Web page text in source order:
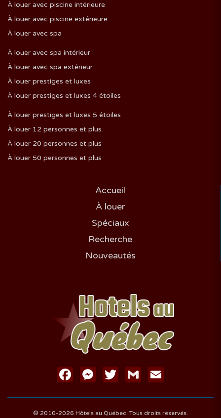
À louer avec piscine intérieure
À louer avec piscine extérieure
À louer avec spa
À louer avec spa intérieur
À louer avec spa extérieur
À louer prestiges et luxes
À louer prestiges et luxes 4 étoiles
À louer prestiges et luxes 5 étoiles
À louer 12 personnes et plus
À louer 20 personnes et plus
À louer 50 personnes et plus
Accueil
À louer
Spéciaux
Recherche
Nouveautés
FacebookMessenger
Twitter Gmail
© 2010-2026 Hôtels au Québec. Tous droits réservés.